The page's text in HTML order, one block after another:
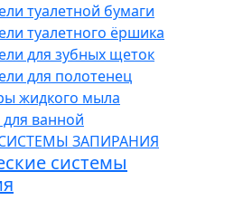
туалетной бумаги
туалетного ёршика
для зубных щеток
для полотенец
жидкого мыла
ванной
ЗАПИРАНИЯ
системы